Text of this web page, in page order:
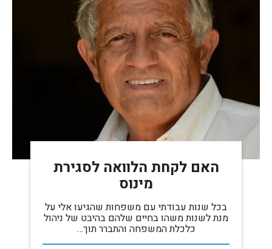
האם לקחת הלוואה לסגירת
מינוס
בכל שנות עבודתי עם משפחות שהגיעו אלי על
מנת לשנות משהו בחיים שלהם בהיבט של ניהול
כלכלת המשפחה והתברר תוך…